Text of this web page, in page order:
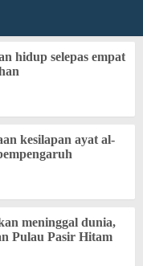
hidup selepas empat
kesilapan ayat al-
meninggal dunia,
Pulau Pasir Hitam